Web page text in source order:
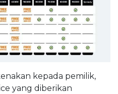
kepada pemilik,
yang diberikan